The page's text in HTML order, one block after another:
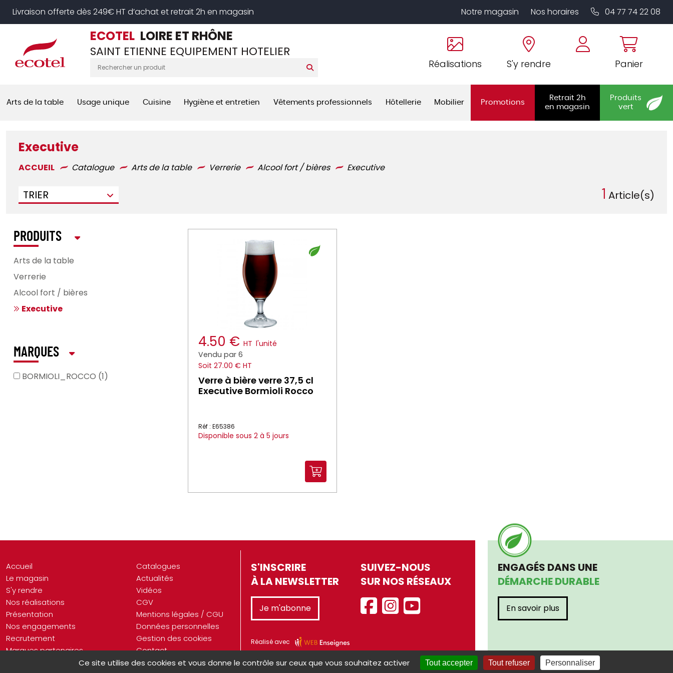
Livraison offerte dès 249€ HT d’achat et retrait 2h en magasin Notre magasin Nos horaires 04 77 74 22 08
ECOTEL LOIRE ET RHÔNE
SAINT ETIENNE EQUIPEMENT HOTELIER
Réalisations S'y rendre Panier
Arts de la table Usage unique Cuisine Hygiène et entretien Vêtements professionnels Hôtellerie Mobilier Promotions
Retrait 2h
en magasin
Produits
vert
Executive
ACCUEIL Catalogue Arts de la table Verrerie Alcool fort / bières Executive
TRIER 1 Article(s)
4.50 € HT l'unité
Vendu par 6
Soit 27.00 € HT
Verre à bière verre 37,5 cl
Executive Bormioli Rocco
Réf : E65386
Disponible sous 2 à 5 jours
PRODUITS
Arts de la table
Verrerie
Alcool fort / bières
Executive
MARQUES
BORMIOLI_ROCCO (1)
Accueil
Le magasin
S'y rendre
Nos réalisations
Présentation
Nos engagements
Recrutement
Marques partenaires
Catalogues
Actualités
Vidéos
CGV
Mentions légales / CGU
Données personnelles
Gestion des cookies
Contact
S'INSCRIRE
À LA NEWSLETTER
Je m'abonne
SUIVEZ-NOUS
SUR NOS RÉSEAUX
Réalisé avec
ENGAGÉS DANS UNE
DÉMARCHE DURABLE
En savoir plus
Panneau de gestion des cookies
Ce site utilise des cookies et vous donne le contrôle sur ceux que vous souhaitez activer Tout accepter Tout refuser Personnaliser